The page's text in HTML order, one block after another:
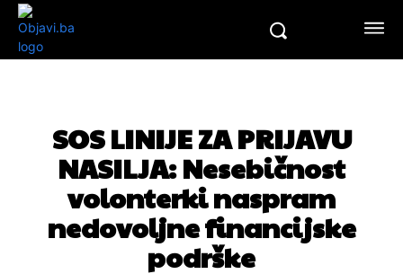
SOS LINIJE ZA PRIJAVU
NASILJA: Nesebičnost
volonterki naspram
nedovoljne financijske
podrške